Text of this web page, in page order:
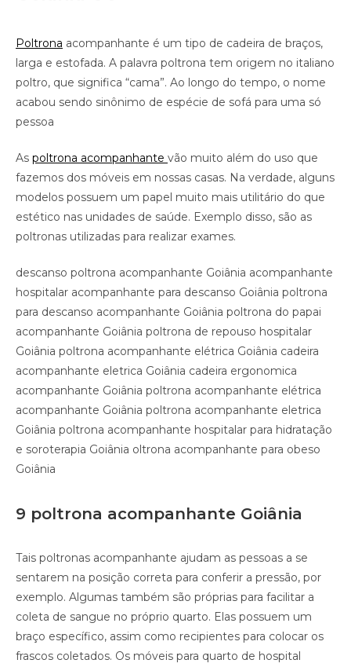
Poltrona acompanhante é um tipo de cadeira de braços,
larga e estofada. A palavra poltrona tem origem no italiano
poltro, que significa “cama”. Ao longo do tempo, o nome
acabou sendo sinônimo de espécie de sofá para uma só
pessoa
As poltrona acompanhante vão muito além do uso que
fazemos dos móveis em nossas casas. Na verdade, alguns
modelos possuem um papel muito mais utilitário do que
estético nas unidades de saúde. Exemplo disso, são as
poltronas utilizadas para realizar exames.
descanso poltrona acompanhante Goiânia acompanhante
hospitalar acompanhante para descanso Goiânia poltrona
para descanso acompanhante Goiânia poltrona do papai
acompanhante Goiânia poltrona de repouso hospitalar
Goiânia poltrona acompanhante elétrica Goiânia cadeira
acompanhante eletrica Goiânia cadeira ergonomica
acompanhante Goiânia poltrona acompanhante elétrica
acompanhante Goiânia poltrona acompanhante eletrica
Goiânia poltrona acompanhante hospitalar para hidratação
e soroterapia Goiânia oltrona acompanhante para obeso
Goiânia
9 poltrona acompanhante Goiânia
Tais poltronas acompanhante ajudam as pessoas a se
sentarem na posição correta para conferir a pressão, por
exemplo. Algumas também são próprias para facilitar a
coleta de sangue no próprio quarto. Elas possuem um
braço específico, assim como recipientes para colocar os
frascos coletados. Os móveis para quarto de hospital